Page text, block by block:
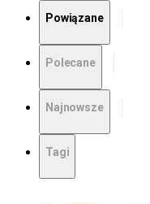
Powiązane
Polecane
Najnowsze
Tagi